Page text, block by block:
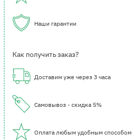
Наши гарантии
Как получить заказ?
Доставим уже через 3 часа
Самовывоз - скидка 5%
Оплата любым удобным способом